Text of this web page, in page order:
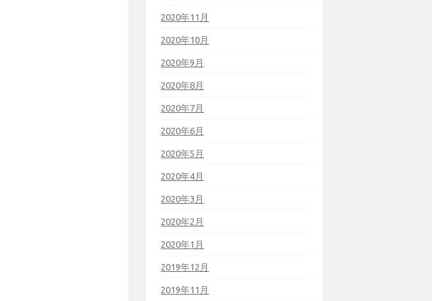
2020年11月
2020年10月
2020年9月
2020年8月
2020年7月
2020年6月
2020年5月
2020年4月
2020年3月
2020年2月
2020年1月
2019年12月
2019年11月